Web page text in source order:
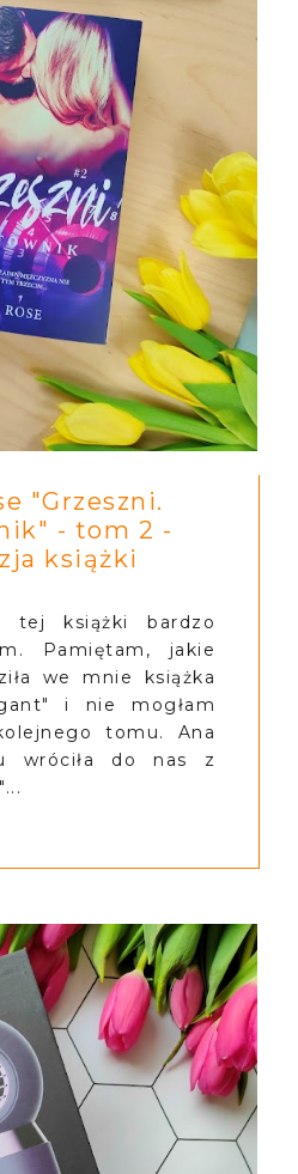
"Grzeszni.
- tom 2 -
książki
tej książki bardzo
Pamiętam, jakie
we mnie książka
i nie mogłam
tomu. Ana
wróciła do nas z